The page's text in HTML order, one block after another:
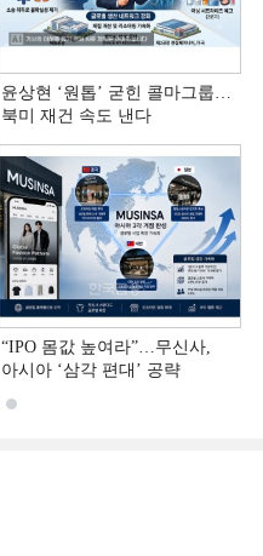
윤상현 ‘원톱ʼ 굳힌 콜마그룹…
북미 재건 속도 낸다
“IPO 몸값 높여라”…무신사,
아시아 ‘삼각 편대’ 공략